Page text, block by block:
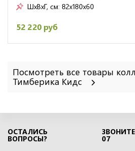
ШxВxГ, см: 82x180x60
52 220 руб
Посмотреть все товары
Тимберика Кидс
ОСТАЛИСЬ
ВОПРОСЫ? 07